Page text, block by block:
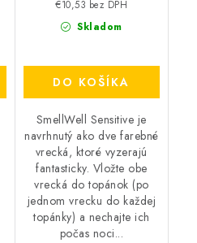
Skladom
€10,53 bez DPH
DO KOŠÍKA
SmellWell Sensitive je
navrhnutý ako dve farebné
vrecká, ktoré vyzerajú
fantasticky. Vložte obe
vrecká do topánok (po
jednom vrecku do každej
topánky) a nechajte ich
počas noci...